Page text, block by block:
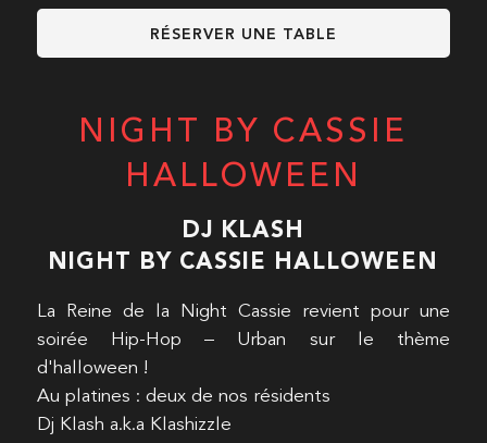
RÉSERVER UNE TABLE
NIGHT BY CASSIE
HALLOWEEN
DJ KLASH
NIGHT BY CASSIE HALLOWEEN
La Reine de la Night Cassie revient pour une
soirée Hip-Hop – Urban sur le thème
d'halloween !
Au platines : deux de nos résidents
Dj Klash a.k.a Klashizzle